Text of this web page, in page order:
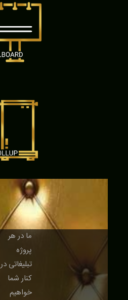
ما در هر
پروژه‌
تبلیغاتی در
کنار شما
خواهیم